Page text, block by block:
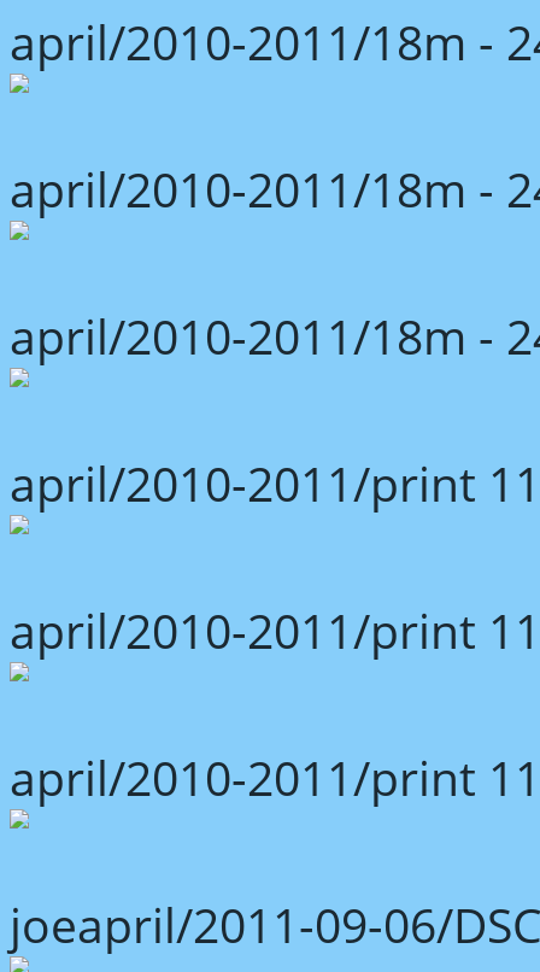
april/2010-2011/18m -
april/2010-2011/18m -
april/2010-2011/18m -
april/2010-2011/print
april/2010-2011/print
april/2010-2011/print
joeapril/2011-09-06/